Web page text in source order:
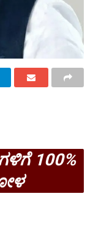
100%